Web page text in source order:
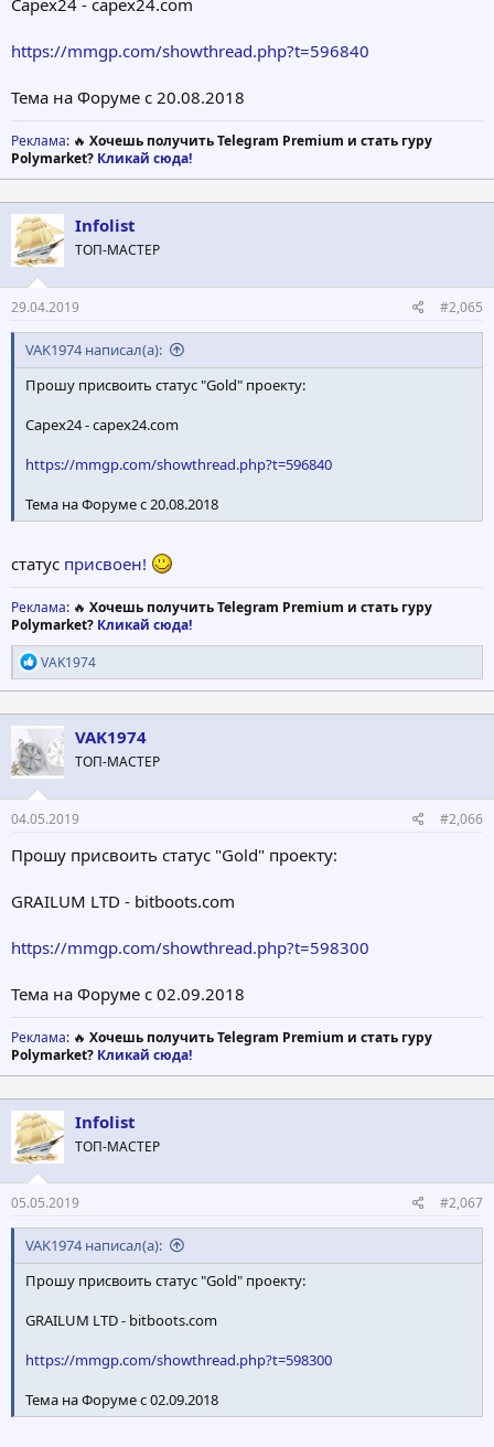
Capex24 - capex24.com
https://mmgp.com/showthread.php?t=596840
Тема на Форуме с 20.08.2018
Реклама: 🔥 Хочешь получить Telegram Premium и стать гуру
Polymarket? Кликай сюда!
Infolist
ТОП-МАСТЕР
29.04.2019 #2,065
VAK1974 написал(а):
Прошу присвоить статус "Gold" проекту:
Capex24 - capex24.com
https://mmgp.com/showthread.php?t=596840
Тема на Форуме с 20.08.2018
статус присвоен!
Реклама: 🔥 Хочешь получить Telegram Premium и стать гуру
Polymarket? Кликай сюда!
Р
е
а
к
ц
и
и
:
VAK1974
VAK1974
ТОП-МАСТЕР
04.05.2019 #2,066
Прошу присвоить статус "Gold" проекту:
GRAILUM LTD - bitboots.com
https://mmgp.com/showthread.php?t=598300
Тема на Форуме с 02.09.2018
Реклама: 🔥 Хочешь получить Telegram Premium и стать гуру
Polymarket? Кликай сюда!
Infolist
ТОП-МАСТЕР
05.05.2019 #2,067
VAK1974 написал(а):
Прошу присвоить статус "Gold" проекту:
GRAILUM LTD - bitboots.com
https://mmgp.com/showthread.php?t=598300
Тема на Форуме с 02.09.2018